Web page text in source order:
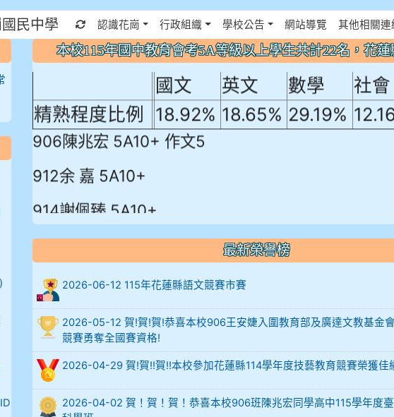
民中學 重新取得佈景設定
認識花崗 行政組織 學校公告 網站導覽 其他相關連
本校115年國中教育會考5A等級以上學生共計22名，花蓮
本校115年國中教育會考5A等級以上學生共
蓮縣最佳～！
國文
英文 數學 社會
精熟程度比例 18.92% 18.65% 29.19%
906陳兆宏 5A10+ 作文5
912余 嘉 5A10+
914謝佩臻 5A10+
902蘇奕愷
904彭子庭
905蔣昇和
905周沛蓉
905鄭瑀安
最新榮譽榜
2026-06-12 115年花蓮縣語文競賽市賽
2026-05-12 賀!賀!賀!恭喜本校906王安婕入圍教育部及廣達文教基金
競賽勇奪全國賽資格!
2026-04-29 賀!賀!!賀!!本校參加花蓮縣114學年度技藝教育競賽榮獲佳
2026-04-02 賀！賀！賀！恭喜本校906班陳兆宏同學高中115學年度